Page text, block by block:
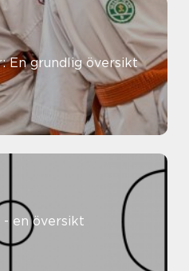
En grundlig översikt
- en översikt